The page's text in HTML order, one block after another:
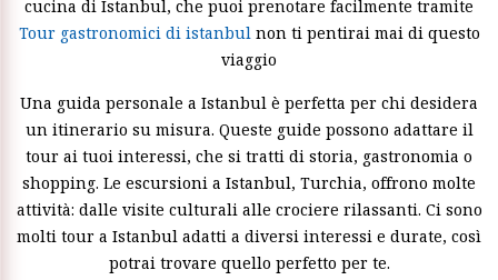
cucina di Istanbul, che puoi prenotare facilmente tramite
Tour gastronomici di istanbulnon ti pentirai mai di questo
viaggio
Una guida personale a Istanbul è perfetta per chi desidera
un itinerario su misura. Queste guide possono adattare il
tour ai tuoi interessi, che si tratti di storia, gastronomia o
shopping. Le escursioni a Istanbul, Turchia, offrono molte
attività: dalle visite culturali alle crociere rilassanti. Ci sono
molti tour a Istanbul adatti a diversi interessi e durate, così
potrai trovare quello perfetto per te.